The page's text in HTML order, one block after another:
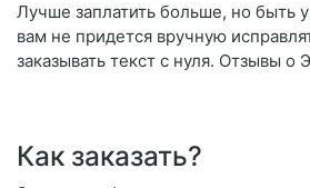
Лучше заплатить больше, но быть
вам не придется вручную
заказывать текст с нуля. Отзывы о
Как заказать?